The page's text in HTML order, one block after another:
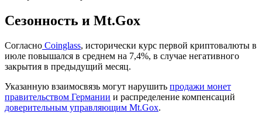
Сезонность и Mt.Gox
Согласно Coinglass, исторически курс первой криптовалюты в
июле повышался в среднем на 7,4%, в случае негативного
закрытия в предыдущий месяц.
Указанную взаимосвязь могут нарушить продажи монет
правительством Германии и распределение компенсаций
доверительным управляющим Mt.Gox.